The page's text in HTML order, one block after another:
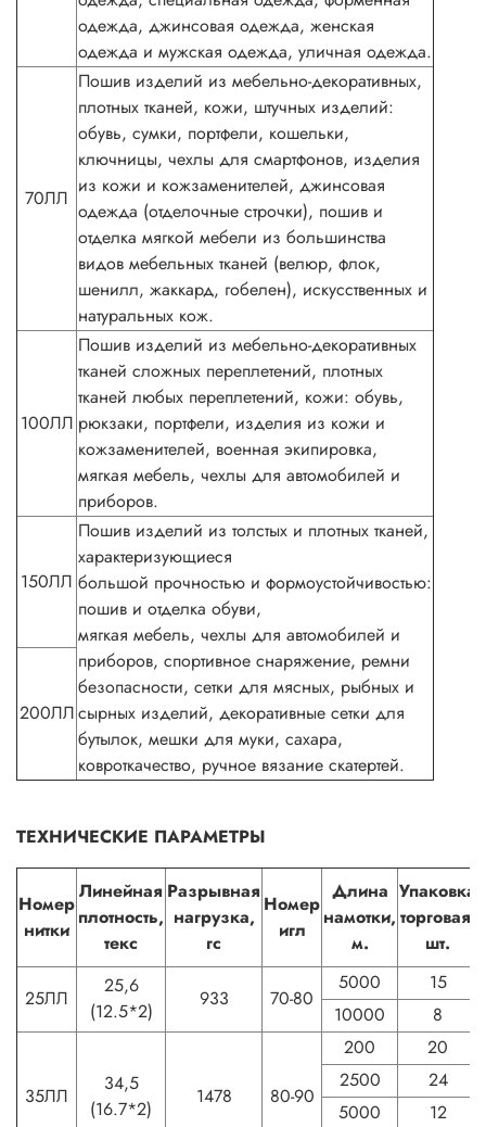
одежда, джинсовая одежда, женская
одежда и мужская одежда, уличная одежда.
70ЛЛ
Пошив изделий из мебельно-декоративных,
плотных тканей, кожи, штучных изделий:
обувь, сумки, портфели, кошельки,
ключницы, чехлы для смартфонов, изделия
из кожи и кожзаменителей, джинсовая
одежда (отделочные строчки), пошив и
отделка мягкой мебели из большинства
видов мебельных тканей (велюр, флок,
шенилл, жаккард, гобелен), искусственных и
натуральных кож.
100ЛЛ
Пошив изделий из мебельно-декоративных
тканей сложных переплетений, плотных
тканей любых переплетений, кожи: обувь,
рюкзаки, портфели, изделия из кожи и
кожзаменителей, военная экипировка,
мягкая мебель, чехлы для автомобилей и
приборов.
150ЛЛ
Пошив изделий из толстых и плотных тканей,
характеризующиеся
большой прочностью и формоустойчивостью:
пошив и отделка обуви,
мягкая мебель, чехлы для автомобилей и
приборов, спортивное снаряжение, ремни
безопасности, сетки для мясных, рыбных и
сырных изделий, декоративные сетки для
бутылок, мешки для муки, сахара,
ковроткачество, ручное вязание скатертей.
200ЛЛ
ТЕХНИЧЕСКИЕ ПАРАМЕТРЫ
Номер
нитки
Линейная
плотность,
текс
Разрывная
нагрузка,
гс
Номер
игл
Длина
намотки,
м.
Упаковка
торговая,
шт.
25ЛЛ
25,6
(12.5*2)
933 70-80
5000
15
10000
8
35ЛЛ
34,5
(16.7*2)
1478 80-90
200
20
2500
24
5000
12